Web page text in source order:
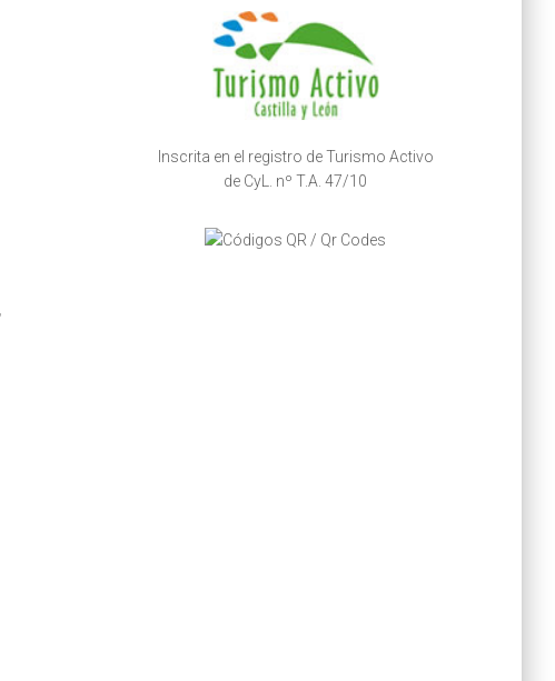
Inscrita en el registro de Turismo Activo
de CyL. nº T.A. 47/10